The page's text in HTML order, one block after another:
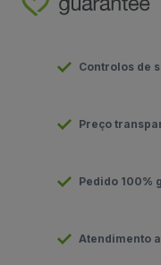
Controlos de
Preço
Pedido 100%
Atendimento